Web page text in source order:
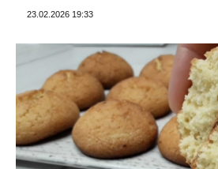
23.02.2026 19:33